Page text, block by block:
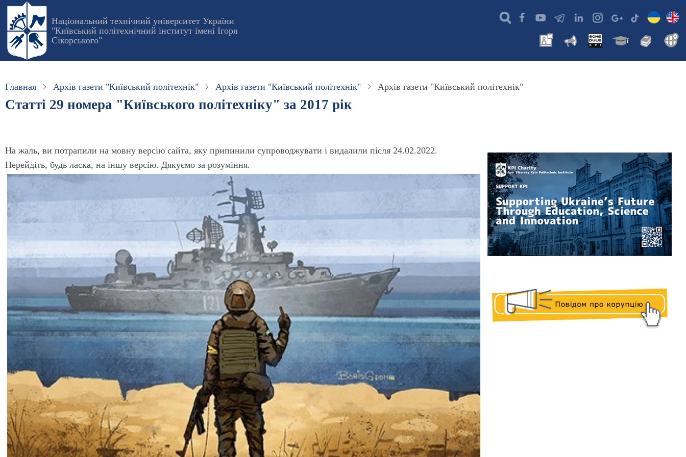
Перейти
основному
содержанию
Національний технічний університет України
"Київський політехнічний інститут імені Ігоря
Сікорського"
Главная Архів газети "Київський політехнік" Архів газети "Київський політехнік" Архів газети "Київський політехнік"
Статті 29 номера "Київського політехніку" за 2017 рік
На жаль, ви потрапили на мовну версію сайта, яку припинили супроводжувати і видалили після 24.02.2022.
Перейдіть, будь ласка, на іншу версію. Дякуємо за розуміння.